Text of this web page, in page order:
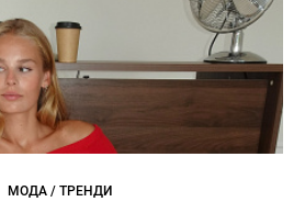
МОДА / ТРЕНДИ